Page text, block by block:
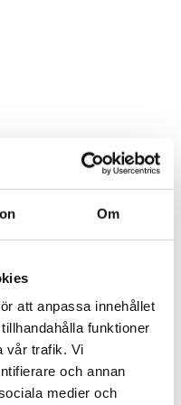
Om
att anpassa innehållet
funktioner
vår trafik. Vi
och annan
medier och